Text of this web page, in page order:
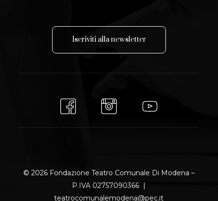
Iscriviti allanewsletter
© 2026 Fondazione Teatro Comunale Di Modena –
P.IVA 02757090366 |
teatrocomunalemodena@pec.it